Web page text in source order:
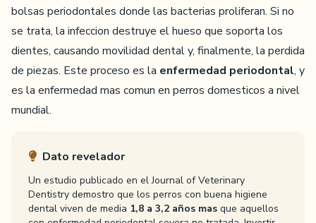
bolsas periodontales donde las bacterias proliferan. Si no
se trata, la infeccion destruye el hueso que soporta los
dientes, causando movilidad dental y, finalmente, la perdida
de piezas. Este proceso es la enfermedad periodontal, y
es la enfermedad mas comun en perros domesticos a nivel
mundial.
Dato revelador
Un estudio publicado en el Journal of Veterinary
Dentistry demostro que los perros con buena higiene
dental viven de media 1,8 a 3,2 años mas que aquellos